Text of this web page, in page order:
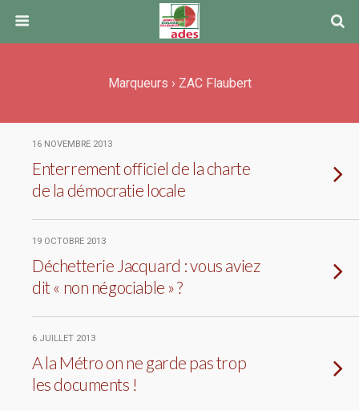
Marqueurs › ZAC Flaubert
16 NOVEMBRE 2013
Enterrement officiel de la charte
de la démocratie locale
19 OCTOBRE 2013
Déchetterie Jacquard : vous aviez
dit « non négociable » ?
6 JUILLET 2013
A la Métro on ne garde pas trop
les documents !